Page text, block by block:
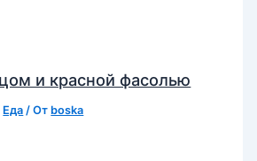
и красной фасолью
Еда / От boska